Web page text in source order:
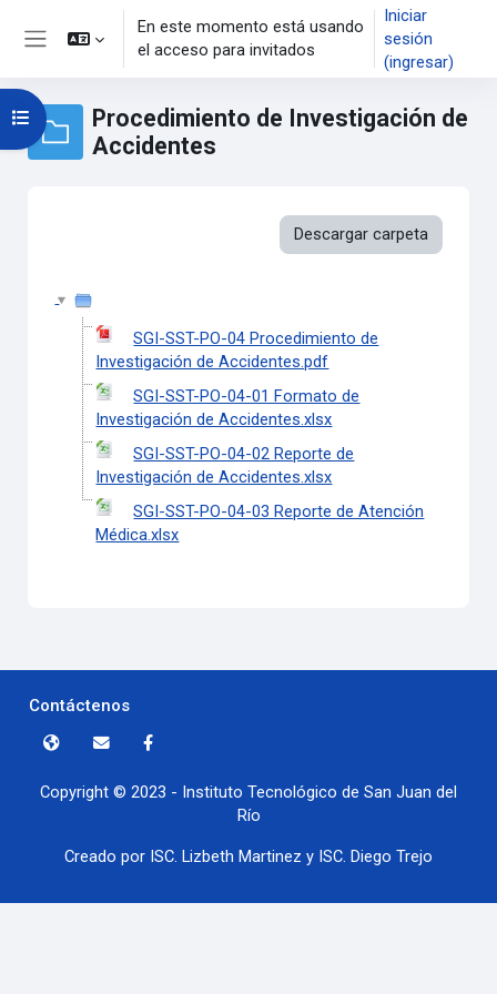
Saltar al contenido principal
En este momento está usando
el acceso para invitados
Iniciar
sesión
(ingresar)
Procedimiento de Investigación de
Accidentes
Abrir índice del curso
Descargar carpeta
SGI-SST-PO-04 Procedimiento de
Investigación de Accidentes.pdf
SGI-SST-PO-04-01 Formato de
Investigación de Accidentes.xlsx
SGI-SST-PO-04-02 Reporte de
Investigación de Accidentes.xlsx
SGI-SST-PO-04-03 Reporte de Atención
Médica.xlsx
Contáctenos
Copyright © 2023 - Instituto Tecnológico de San Juan del
Río
Creado por ISC. Lizbeth Martinez y ISC. Diego Trejo